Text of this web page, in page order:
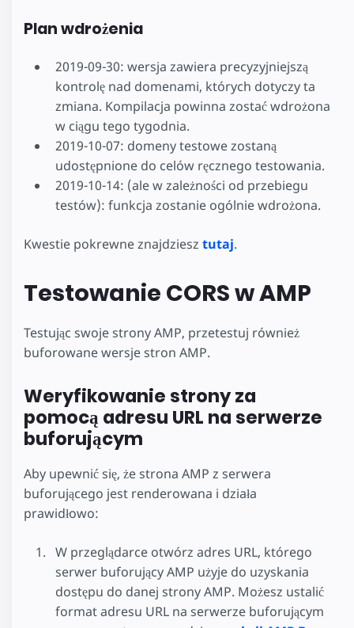
Plan wdrożenia
2019-09-30: wersja zawiera precyzyjniejszą
kontrolę nad domenami, których dotyczy ta
zmiana. Kompilacja powinna zostać wdrożona
w ciągu tego tygodnia.
2019-10-07: domeny testowe zostaną
udostępnione do celów ręcznego testowania.
2019-10-14: (ale w zależności od przebiegu
testów): funkcja zostanie ogólnie wdrożona.
Kwestie pokrewne znajdziesz tutaj.
Testowanie CORS w AMP
Testując swoje strony AMP, przetestuj również
buforowane wersje stron AMP.
Weryfikowanie strony za
pomocą adresu URL na serwerze
buforującym
Aby upewnić się, że strona AMP z serwera
buforującego jest renderowana i działa
prawidłowo:
W przeglądarce otwórz adres URL, którego
serwer buforujący AMP użyje do uzyskania
dostępu do danej strony AMP. Możesz ustalić
format adresu URL na serwerze buforującym